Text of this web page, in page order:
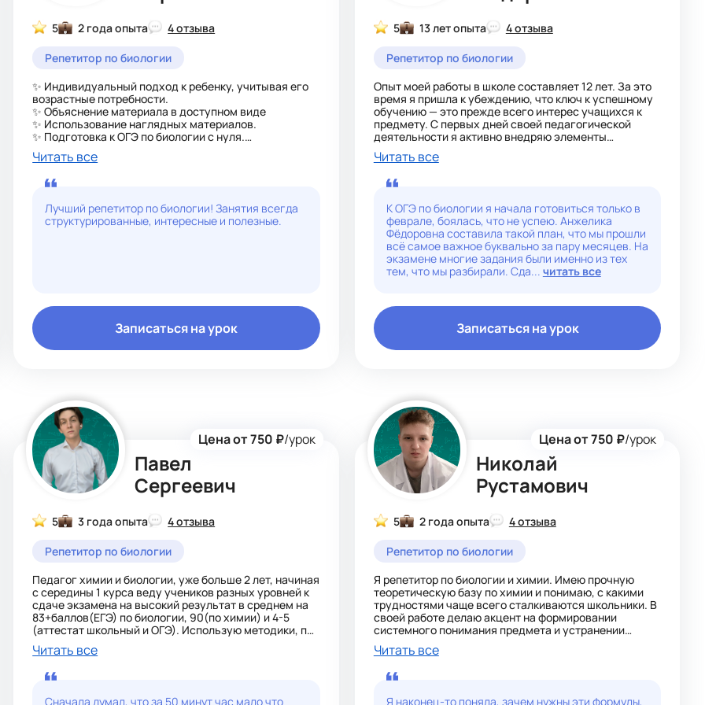
большим объёмом информации и поддерживать
высокий уровень сервиса при взаимодействии с
клиентами.
Буду рад возможности применить свои навыки и опыт
профессиональному развитию.
5 2 года опыта
4 отзыва
Репетитор по биологии
✨ Индивидуальный подход к ребенку, учитывая его
возрастные потребности.
✨ Объяснение материала в доступном виде
✨ Использование наглядных материалов.
✨ Подготовка к ОГЭ по биологии с нуля.
✨ Повышение общей успеваемости в школе с 5 по 9
класс.
✨ Преподаю биологию в частной школе.
практический психолог.
✨ Составляю план подготовки в зависимости от
Читать все
Лучший репетитор по биологии! Занятия всегда
структурированные, интересные и полезные.
Записаться на урок
5 13 лет опыта
4 отзыва
Репетитор по биологии
Опыт моей работы в школе составляет 12 лет. За это
время я пришла к убеждению, что ключ к успешному
обучению — это прежде всего интерес учащихся к
предмету. С первых дней своей педагогической
деятельности я активно внедряю элементы
проектной деятельности, сочетая их с современными
информационно-коммуникационными технологиями
познания и развивать их мотивацию.
- Мой профессиональный путь отмечен значимыми
достижениями:
- Лауреат Всероссийского конкурса Сердце отдаю
детям – 2024;
учебного процесса.
В 2025 году получила диплом переподготовки по
специальности Детская психология: диагностика
особенности учащихся в образовательном процессе.
Свою работу строю на принципах интерактивности,
практической направленности и персонализации
обучения, используя:
✔ Проектные методы (включая междисциплинарные
и социальные проекты);
✔ Цифровые инструменты (интерактивные
✔ Элементы геймификации для повышения
вовлеченности;
возрастных и когнитивных особенностей детей.
Готова делиться опытом и искать новые решения для
качественного и увлекательного обучения!
Читать все
К ОГЭ по биологии я начала готовиться только в
феврале, боялась, что не успею. Анжелика
Фёдоровна составила такой план, что мы прошли
всё самое важное буквально за пару месяцев. На
экзамене многие задания были именно из тех
тем, что мы разбирали. Сда... читать все
Записаться на урок
Павел
Сергеевич
Цена от 750 ₽/урок
5 3 года опыта
4 отзыва
Репетитор по биологии
Педагог химии и биологии, уже больше 2 лет, начиная
с середины 1 курса веду учеников разных уровней к
сдаче экзамена на высокий результат в среднем на
83+баллов(ЕГЭ) по биологии, 90(по химии) и 4-5
(аттестат школьный и ОГЭ). Использую методики, по
которым обучали меня : с акцентом на практику и
осознанное обучение, чтобы в первую очередь на
попробуем так?; Потому что экзамен не стоит
Читать все
Сначала думал, что за 50 минут час мало что
Николай
Рустамович
Цена от 750 ₽/урок
5 2 года опыта
4 отзыва
Репетитор по биологии
Я репетитор по биологии и химии. Имею прочную
теоретическую базу по химии и понимаю, с какими
трудностями чаще всего сталкиваются школьники. В
своей работе делаю акцент на формировании
системного понимания предмета и устранении
пробелов в знаниях.
- Повышение успеваемости по химии
Читать все
Я наконец-то поняла, зачем нужны эти формулы,